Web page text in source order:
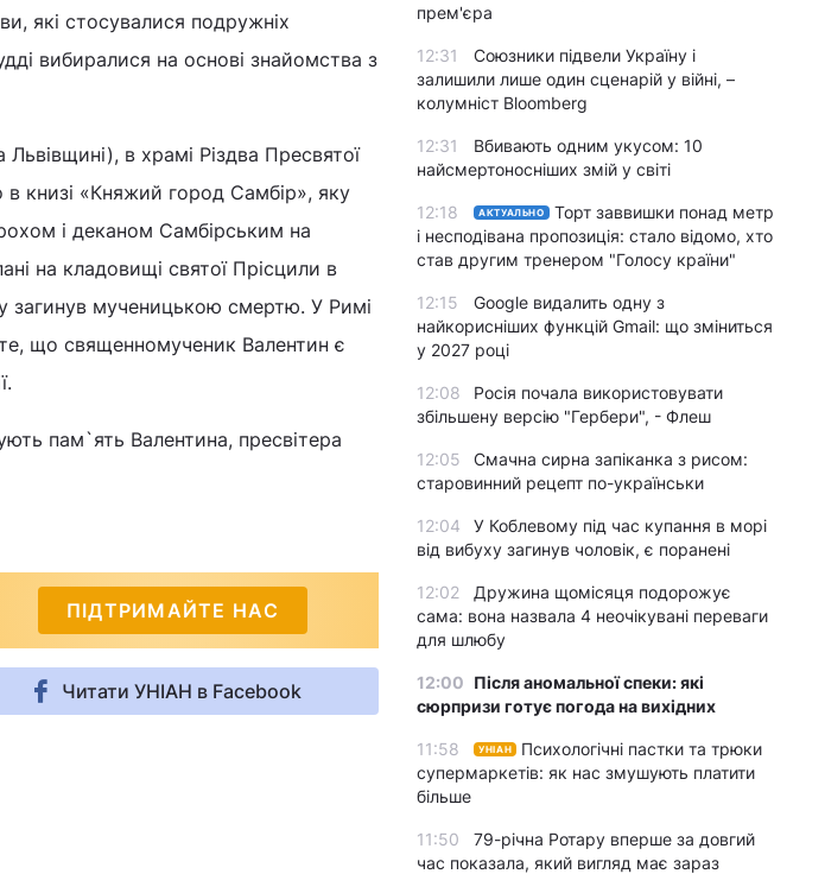
які стосувалися подружніх
вибиралися на основі знайомства з
в храмі Різдва Пресвятої
книзі «Княжий город Самбір», яку
і деканом Самбірським на
на кладовищі святої Прісцили в
загинув мученицькою смертю. У Римі
що священномученик Валентин є
пам`ять Валентина, пресвітера
ПІДТРИМАЙТЕ НАС
Читати УНІАН в Facebook
прем'єра
12:31
Союзники підвели Україну і
залишили лише один сценарій у війні, –
колумніст Bloomberg
12:31
Вбивають одним укусом: 10
найсмертоносніших змій у світі
12:18 АКТУАЛЬНО
Торт заввишки понад метр
і несподівана пропозиція: стало відомо, хто
став другим тренером "Голосу країни"
12:15
Google видалить одну з
найкорисніших функцій Gmail: що зміниться
у 2027 році
12:08
Росія почала використовувати
збільшену версію "Гербери", - Флеш
12:05
Смачна сирна запіканка з рисом:
старовинний рецепт по-українськи
12:04
У Коблевому під час купання в морі
від вибуху загинув чоловік, є поранені
12:02
Дружина щомісяця подорожує
сама: вона назвала 4 неочікувані переваги
для шлюбу
12:00 Після аномальної спеки: які
сюрпризи готує погода на вихідних
11:58 УНІАН
Психологічні пастки та трюки
супермаркетів: як нас змушують платити
більше
11:50
79-річна Ротару вперше за довгий
час показала, який вигляд має зараз